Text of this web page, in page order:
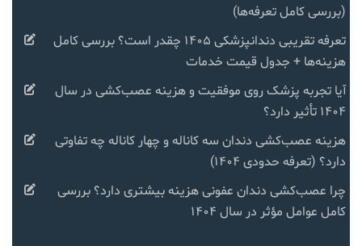
(بررسی کامل تعرفه‌ها)
تعرفه تقریبی دندانپزشکی ۱۴۰۵ چقدر است؟ بررسی کامل
هزینه‌ها + جدول قیمت خدمات
آیا تجربه پزشک روی موفقیت و هزینه عصب‌کشی در سال
۱۴۰۴ تأثیر دارد؟
هزینه عصب‌کشی دندان سه کاناله و چهار کاناله چه تفاوتی
دارد؟ (تعرفه حدودی ۱۴۰۴)
چرا عصب‌کشی دندان عفونی هزینه بیشتری دارد؟ بررسی
کامل عوامل مؤثر در سال ۱۴۰۴